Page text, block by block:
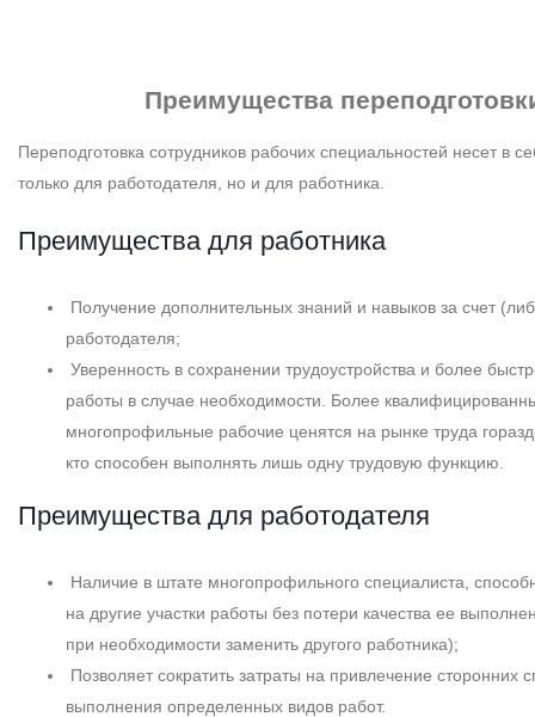
Преимущества
Переподготовка сотрудников рабочих специальностей несет в
только для работодателя, но и для работника.
Преимущества для работника
Получение дополнительных знаний и навыков за счет
работодателя;
Уверенность в сохранении трудоустройства и более
работы в случае необходимости. Более
многопрофильные рабочие ценятся на рынке труда
кто способен выполнять лишь одну трудовую функцию.
Преимущества для работодателя
Наличие в штате многопрофильного специалиста,
на другие участки работы без потери качества ее
при необходимости заменить другого работника);
Позволяет сократить затраты на привлечение сторонних
выполнения определенных видов работ.